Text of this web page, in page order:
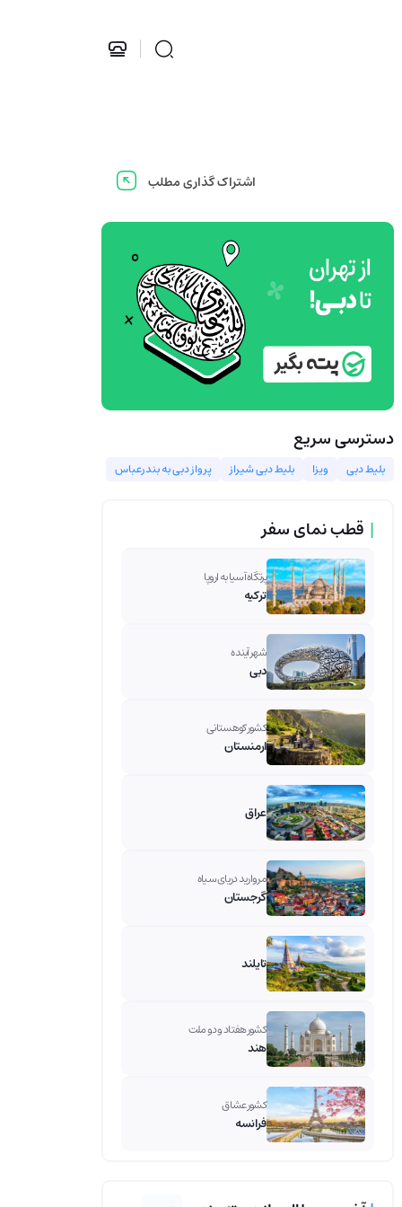
اشتراک گذاری مطلب
دسترسی سریع
بلیط دبی ویزا بلیط دبی شیراز پرواز دبی به بندرعباس
| قطب نمای سفر
پرتگاه آسیا به اروپا
ترکیه
شهر آینده
دبی
کشور کوهستانی
ارمنستان
عراق
مروارید دریای سیاه
گرجستان
تایلند
کشور هفتاد و دو ملت
هند
کشور عشاق
فرانسه